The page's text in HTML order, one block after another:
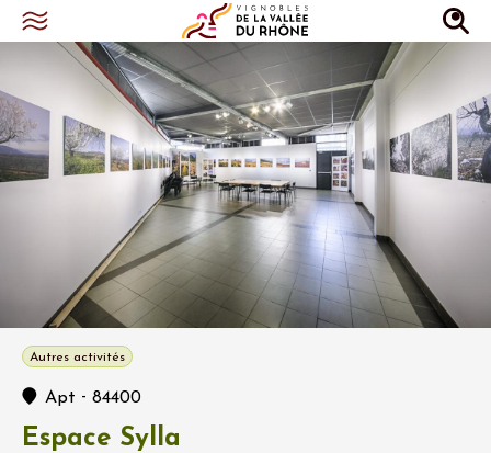
Autres activités
Apt - 84400
Espace Sylla